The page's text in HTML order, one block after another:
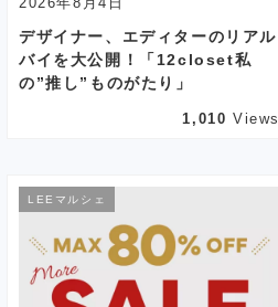
デザイナー、エディターのリアル
バイを大公開！「12closet私
の”推し”ものがたり」
1,010 Views
LEEマルシェ